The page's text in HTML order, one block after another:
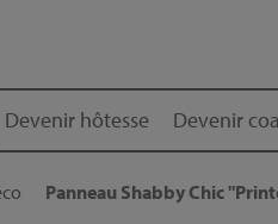
Devenir hôtesse Devenir
Panneau Shabby Chic